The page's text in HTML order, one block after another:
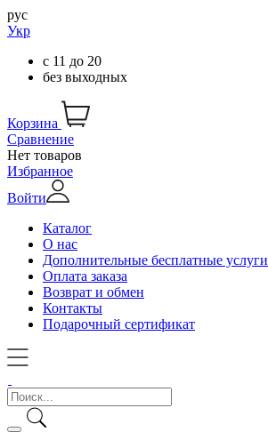
рус
Укр
с 11 до 20
без выходных
Корзина
Сравнение
Нет товаров
Избранное
Войти
Каталог
О нас
Дополнительные бесплатные услуги
Оплата заказа
Возврат и обмен
Контакты
Подарочный сертификат